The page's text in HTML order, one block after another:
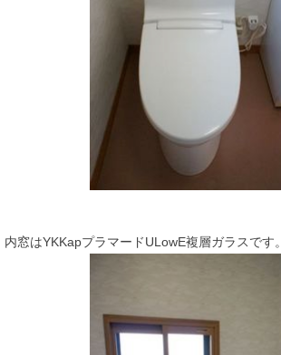
内窓はYKKapプラマードULowE複層ガラスです。